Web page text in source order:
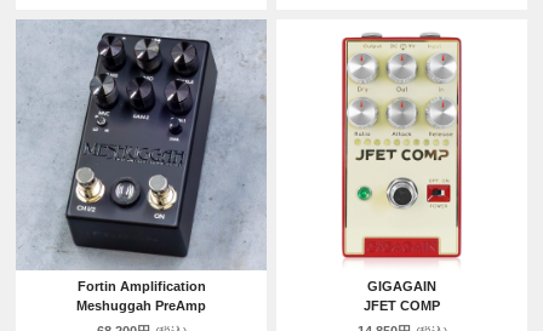
Fortin Amplification
Meshuggah PreAmp
GIGAGAIN
JFET COMP